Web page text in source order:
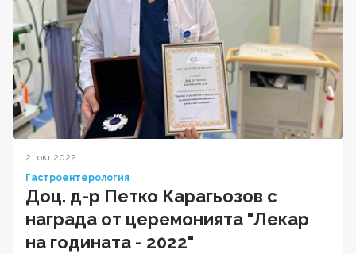
21 окт 2022
Гастроентерология
Доц. д-р Петко Карагьозов с
награда от церемонията "Лекар
на годината - 2022"